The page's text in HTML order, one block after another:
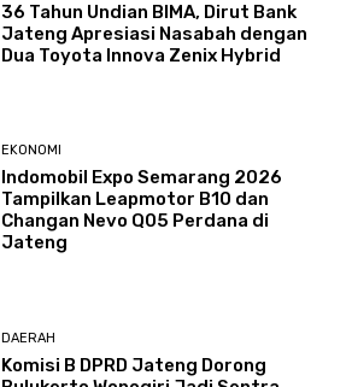
36 Tahun Undian BIMA, Dirut Bank
Jateng Apresiasi Nasabah dengan
Dua Toyota Innova Zenix Hybrid
EKONOMI
Indomobil Expo Semarang 2026
Tampilkan Leapmotor B10 dan
Changan Nevo Q05 Perdana di
Jateng
DAERAH
Komisi B DPRD Jateng Dorong